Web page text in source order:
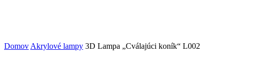
Domov Akrylové lampy 3D Lampa „Cválajúci koník“ L002